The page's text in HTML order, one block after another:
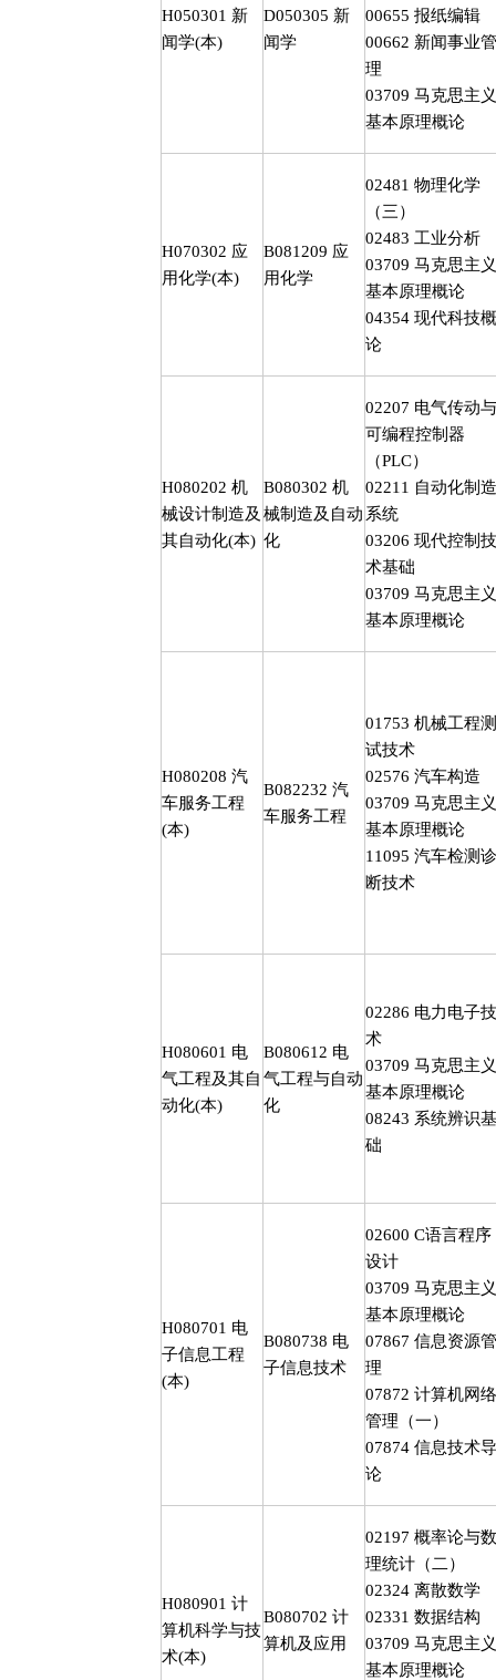
H050301 新
闻学(本)
D050305 新
闻学
00655 报纸编辑
00662 新闻事业管
理
03709 马克思主义
基本原理概论
H070302 应
用化学(本)
B081209 应
用化学
02481 物理化学
（三）
02483 工业分析
03709 马克思主义
基本原理概论
04354 现代科技概
论
H080202 机
械设计制造及
其自动化(本)
B080302 机
械制造及自动
化
02207 电气传动与
可编程控制器
（PLC）
02211 自动化制造
系统
03206 现代控制技
术基础
03709 马克思主义
基本原理概论
H080208 汽
车服务工程
(本)
B082232 汽
车服务工程
01753 机械工程测
试技术
02576 汽车构造
03709 马克思主义
基本原理概论
11095 汽车检测诊
断技术
H080601 电
气工程及其自
动化(本)
B080612 电
气工程与自动
化
02286 电力电子技
术
03709 马克思主义
基本原理概论
08243 系统辨识基
础
H080701 电
子信息工程
(本)
B080738 电
子信息技术
02600 C语言程序
设计
03709 马克思主义
基本原理概论
07867 信息资源管
理
07872 计算机网络
管理（一）
07874 信息技术导
论
H080901 计
算机科学与技
术(本)
B080702 计
算机及应用
02197 概率论与数
理统计（二）
02324 离散数学
02331 数据结构
03709 马克思主义
基本原理概论